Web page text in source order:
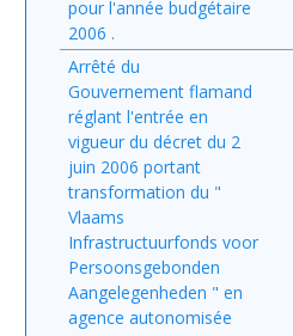
pour l'année budgétaire
2006 .
Arrêté du
Gouvernement flamand
réglant l'entrée en
vigueur du décret du 2
juin 2006 portant
transformation du "
Vlaams
Infrastructuurfonds voor
Persoonsgebonden
Aangelegenheden " en
agence autonomisée